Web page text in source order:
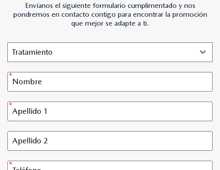
Envíanos el siguiente formulario cumplimentado y nos
pondremos en contacto contigo para encontrar la promoción
que mejor se adapte a ti.
Tratamiento